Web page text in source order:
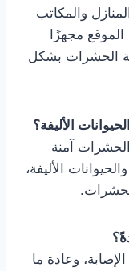
والمكاتب
مجهزًا
الحشرات بشكل
الأليفة؟
آمنة
الأليفة،
وعادة ما